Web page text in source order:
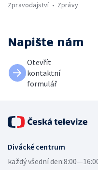
Zpravodajství
Zprávy
Napište nám
Otevřít
kontaktní
formulář
Divácké centrum
každý všední den: